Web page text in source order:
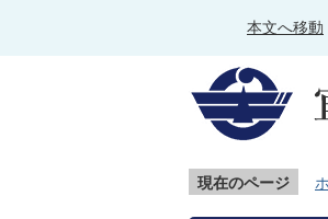
本文へ移動
現在のページ